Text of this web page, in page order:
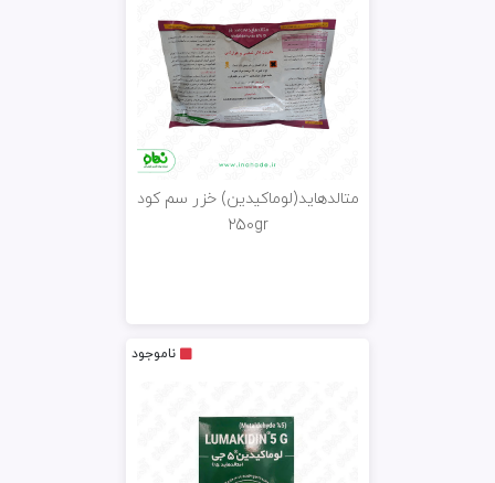
متالدهاید(لوماکیدین) خزر سم کود
250gr
ناموجود